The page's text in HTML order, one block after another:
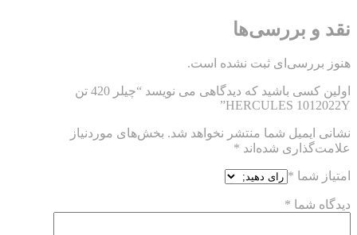
بررسی‌ها
ثبت نشده است.
اولین کسی باشید که دیدگاهی می نویسد “چیلر 420 تن
HERCULES
شما منتشر نخواهد شد. بخش‌های موردنیاز
شده‌اند *
*
شما*